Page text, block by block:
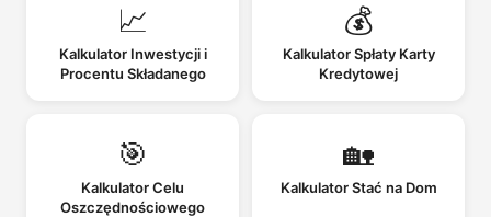
📈
Kalkulator Inwestycji i
Procentu Składanego
💰
Kalkulator Spłaty Karty
Kredytowej
🎯
Kalkulator Celu
Oszczędnościowego
🏡
Kalkulator Stać na Dom